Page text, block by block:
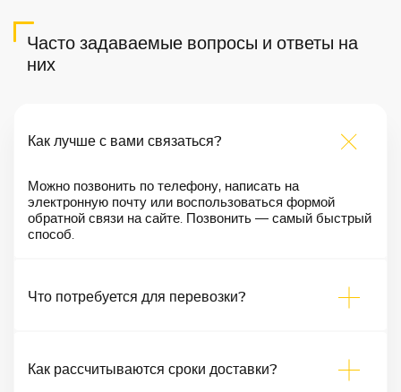
Часто задаваемые вопросы и ответы на
них
Как лучше с вами связаться?
Можно позвонить по телефону, написать на
электронную почту или воспользоваться формой
обратной связи на сайте. Позвонить — самый быстрый
способ.
Что потребуется для перевозки?
Как рассчитываются сроки доставки?